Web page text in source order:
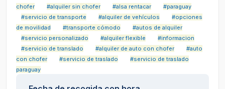
chofer
#alquiler sin chofer #alsa rentacar
#paraguay
#servicio de transporte
#alquiler de vehículos
#opciones
de movilidad
#transporte cómodo
#autos de alquiler
#servicio personalizado
#alquiler flexible
#informacion
#servicio de translado
#alquiler de auto con chofer
#auto
con chofer
#servicio de traslado
#servicio de traslado
paraguay